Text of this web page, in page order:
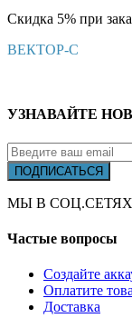
Скидка 5% при
ВЕКТОР-С
УЗНАВАЙТЕ
МЫ В СОЦ.СЕТЯХ
Частые вопросы
Создайте
Оплатите
Доставка